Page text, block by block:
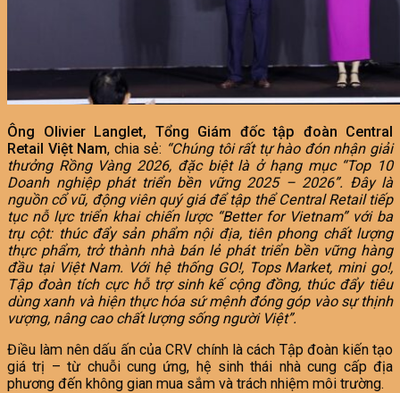
Ông Olivier Langlet, Tổng Giám đốc tập đoàn Central
Retail Việt Nam, chia sẻ: “Chúng tôi rất tự hào đón nhận giải
thưởng Rồng Vàng 2026, đặc biệt là ở hạng mục “Top 10
Doanh nghiệp phát triển bền vững 2025 – 2026”. Đây là
nguồn cổ vũ, động viên quý giá để tập thể Central Retail tiếp
tục nỗ lực triển khai chiến lược “Better for Vietnam” với ba
trụ cột: thúc đẩy sản phẩm nội địa, tiên phong chất lượng
thực phẩm, trở thành nhà bán lẻ phát triển bền vững hàng
đầu tại Việt Nam. Với hệ thống GO!, Tops Market, mini go!,
Tập đoàn tích cực hỗ trợ sinh kế cộng đồng, thúc đẩy tiêu
dùng xanh và hiện thực hóa sứ mệnh đóng góp vào sự thịnh
vượng, nâng cao chất lượng sống người Việt”.
Điều làm nên dấu ấn của CRV chính là cách Tập đoàn kiến tạo
giá trị – từ chuỗi cung ứng, hệ sinh thái nhà cung cấp địa
phương đến không gian mua sắm và trách nhiệm môi trường.